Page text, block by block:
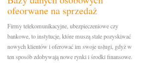
ofeorwane na sprzedaż
Firmy telekomunikacyjne, ubezpieczeniowe czy
bankowe, to instytucje, które muszą stale pozyskiwać
nowych klientów i oferować im swoje usługi, gdyż w
ten sposób zdobywają nowe rynki i środki finansowe.